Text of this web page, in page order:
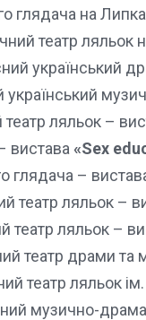
глядача на
театр ляльок
український
ляльок –
вистава «Sex
глядача –
театр ляльок –
театр ляльок –
театр драми та
театр ляльок
музично-